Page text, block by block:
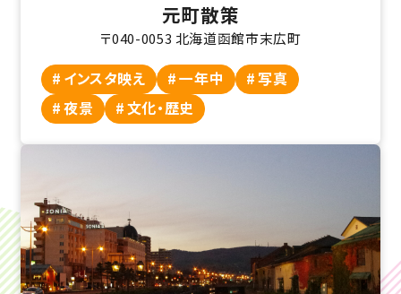
元町散策
〒040-0053 北海道函館市末広町
インスタ映え 一年中
写真
夜景
文化・歴史